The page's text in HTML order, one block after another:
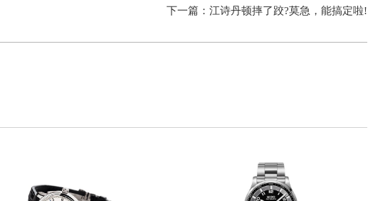
下一篇： 江诗丹顿摔了跤?莫急，能搞定啦!